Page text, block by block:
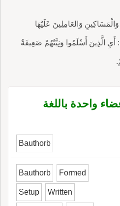
60 لِلْفُقَرَاءِ وَالْمَسَاكِينِ وَالعَامِلِينَ عَلَيْهَا
أَيِ الَّذِينَ أَسْلَمُوا وَنِيَّتُهُمْ ضَعِيفَةٌ
واحدة باللغة
Bauthorb
Bauthorb Formed
Setup Written